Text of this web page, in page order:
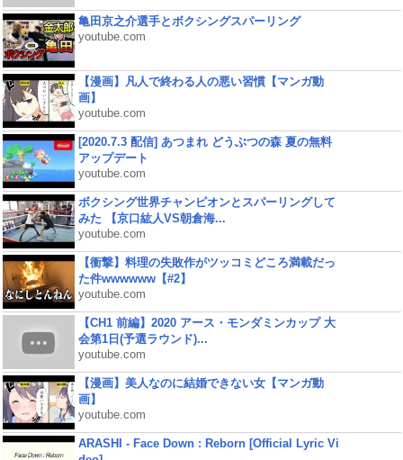
亀田京之介選手とボクシングスパーリング
youtube.com
【漫画】凡人で終わる人の悪い習慣【マンガ動
画】
youtube.com
[2020.7.3 配信] あつまれ どうぶつの森 夏の無料
アップデート
youtube.com
ボクシング世界チャンピオンとスパーリングして
みた 【京口紘人VS朝倉海...
youtube.com
【衝撃】料理の失敗作がツッコミどころ満載だっ
た件wwwwww【#2】
youtube.com
【CH1 前編】2020 アース・モンダミンカップ 大
会第1日(予選ラウンド)...
youtube.com
【漫画】美人なのに結婚できない女【マンガ動
画】
youtube.com
ARASHI - Face Down : Reborn [Official Lyric Vi